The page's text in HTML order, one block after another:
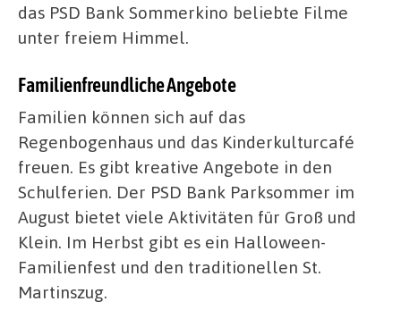
das PSD Bank Sommerkino beliebte Filme
unter freiem Himmel.
Familienfreundliche Angebote
Familien können sich auf das
Regenbogenhaus und das Kinderkulturcafé
freuen. Es gibt kreative Angebote in den
Schulferien. Der PSD Bank Parksommer im
August bietet viele Aktivitäten für Groß und
Klein. Im Herbst gibt es ein Halloween-
Familienfest und den traditionellen St.
Martinszug.